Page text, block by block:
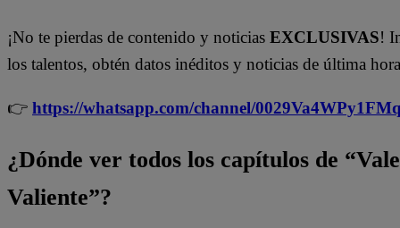
¡No te pierdas de contenido y noticias EXCLUSIVAS!
los talentos, obtén datos inéditos y noticias de última
👉 https://whatsapp.com/channel/
¿Dónde ver todos los capítulos de
Valiente”?